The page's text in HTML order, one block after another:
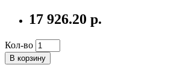
17 926.20 р.
Кол-во
В корзину